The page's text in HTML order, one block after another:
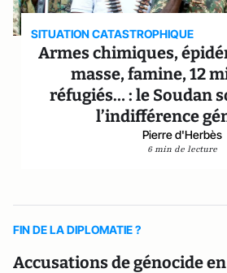
SITUATION CATASTROPHIQUE
Armes chimiques,
masse, famine, 12
réfugiés… : le Soudan
l’indifférence
Pierre d'Herbès
6 min de lecture
FIN DE LA DIPLOMATIE ?
Accusations de génocide en